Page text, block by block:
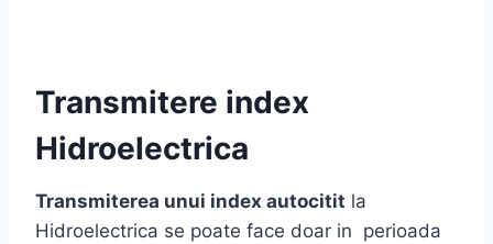
Transmitere index
Hidroelectrica
Transmiterea unui index autocitit la
Hidroelectrica se poate face doar in perioada